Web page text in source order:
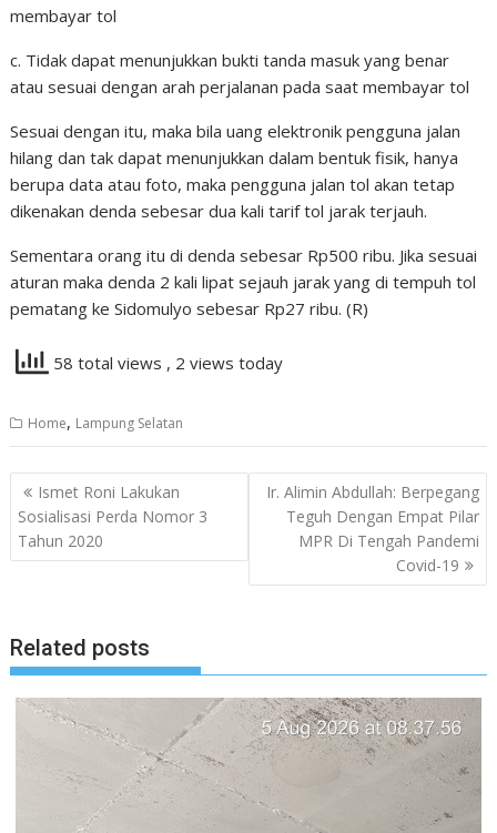
membayar tol
c. Tidak dapat menunjukkan bukti tanda masuk yang benar
atau sesuai dengan arah perjalanan pada saat membayar tol
Sesuai dengan itu, maka bila uang elektronik pengguna jalan
hilang dan tak dapat menunjukkan dalam bentuk fisik, hanya
berupa data atau foto, maka pengguna jalan tol akan tetap
dikenakan denda sebesar dua kali tarif tol jarak terjauh.
Sementara orang itu di denda sebesar Rp500 ribu. Jika sesuai
aturan maka denda 2 kali lipat sejauh jarak yang di tempuh tol
pematang ke Sidomulyo sebesar Rp27 ribu. (R)
58 total views , 2 views today
Home, Lampung Selatan
Navigasi
pos
Ismet Roni Lakukan
Sosialisasi Perda Nomor 3
Tahun 2020
Ir. Alimin Abdullah: Berpegang
Teguh Dengan Empat Pilar
MPR Di Tengah Pandemi
Covid-19
Related posts